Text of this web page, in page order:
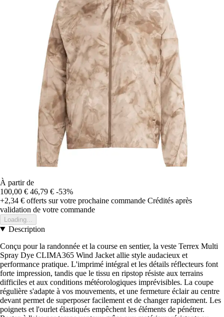
À partir de
100,00 € 46,79 € -53%
+2,34 € offerts sur votre prochaine commande Crédités après
validation de votre commande
Loading...
Description
Conçu pour la randonnée et la course en sentier, la veste Terrex Multi
Spray Dye CLIMA365 Wind Jacket allie style audacieux et
performance pratique. L'imprimé intégral et les détails réflecteurs font
forte impression, tandis que le tissu en ripstop résiste aux terrains
difficiles et aux conditions météorologiques imprévisibles. La coupe
régulière s'adapte à vos mouvements, et une fermeture éclair au centre
devant permet de superposer facilement et de changer rapidement. Les
poignets et l'ourlet élastiqués empêchent les éléments de pénétrer.